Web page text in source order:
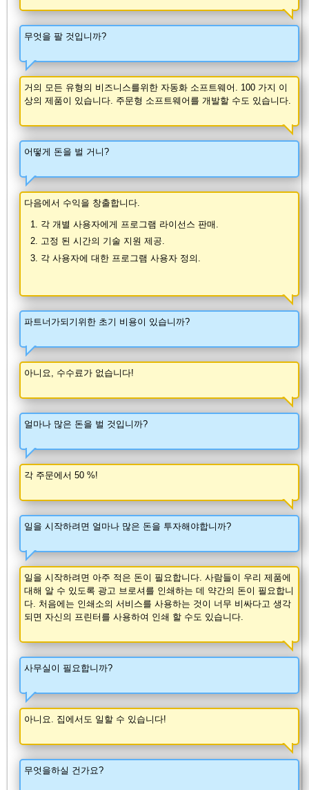
무엇을 팔 것입니까?
거의 모든 유형의 비즈니스를위한 자동화 소프트웨어. 100 가지 이
상의 제품이 있습니다. 주문형 소프트웨어를 개발할 수도 있습니다.
어떻게 돈을 벌 거니?
다음에서 수익을 창출합니다.
각 개별 사용자에게 프로그램 라이선스 판매.
고정 된 시간의 기술 지원 제공.
각 사용자에 대한 프로그램 사용자 정의.
파트너가되기위한 초기 비용이 있습니까?
아니요, 수수료가 없습니다!
얼마나 많은 돈을 벌 것입니까?
각 주문에서 50 %!
일을 시작하려면 얼마나 많은 돈을 투자해야합니까?
일을 시작하려면 아주 적은 돈이 필요합니다. 사람들이 우리 제품에
대해 알 수 있도록 광고 브로셔를 인쇄하는 데 약간의 돈이 필요합니
다. 처음에는 인쇄소의 서비스를 사용하는 것이 너무 비싸다고 생각
되면 자신의 프린터를 사용하여 인쇄 할 수도 있습니다.
사무실이 필요합니까?
아니요. 집에서도 일할 수 있습니다!
무엇을하실 건가요?